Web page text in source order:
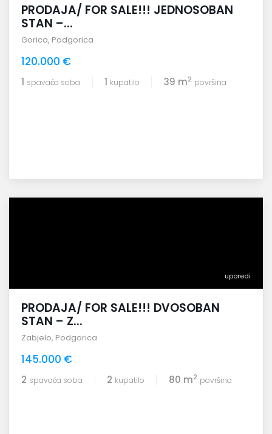
PRODAJA/ FOR SALE!!! JEDNOSOBAN
STAN –...
Gorica, Podgorica
120.000 €
1 spavaća soba 1 kupatilo 39 m2 površina
uporedi
PRODAJA/ FOR SALE!!! DVOSOBAN
STAN – Z...
Zabjelo, Podgorica
145.000 €
2 spavaća soba 2 kupatilo 80 m2 površina